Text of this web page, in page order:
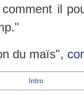
il
du maïs",
Intro